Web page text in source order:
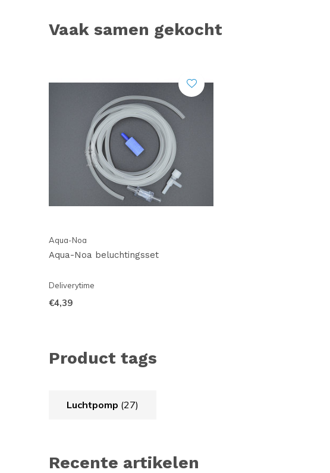
Vaak samen gekocht
Aqua-Noa
Aqua-Noa beluchtingsset
Deliverytime
€4,39
Product tags
Luchtpomp (27)
Recente artikelen